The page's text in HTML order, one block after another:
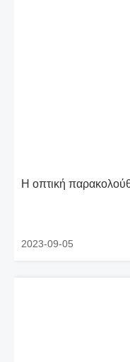
Η οπτική
2023-09-05